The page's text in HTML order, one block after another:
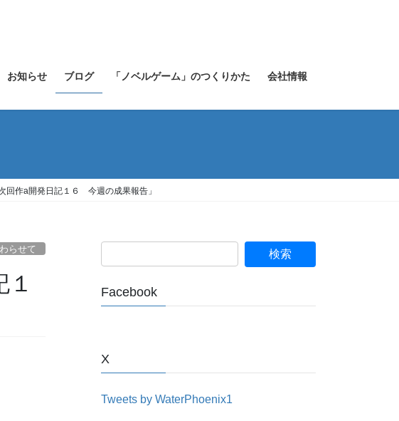
お知らせ ブログ 「ノベルゲーム」のつくりかた 会社情報
回作a開発日記１６ 今週の成果報告」
らせて
Facebook
X
Tweets by WaterPhoenix1